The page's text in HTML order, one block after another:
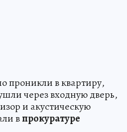
проникли в квартиру,
через входную дверь,
и акустическую
впрокуратуре